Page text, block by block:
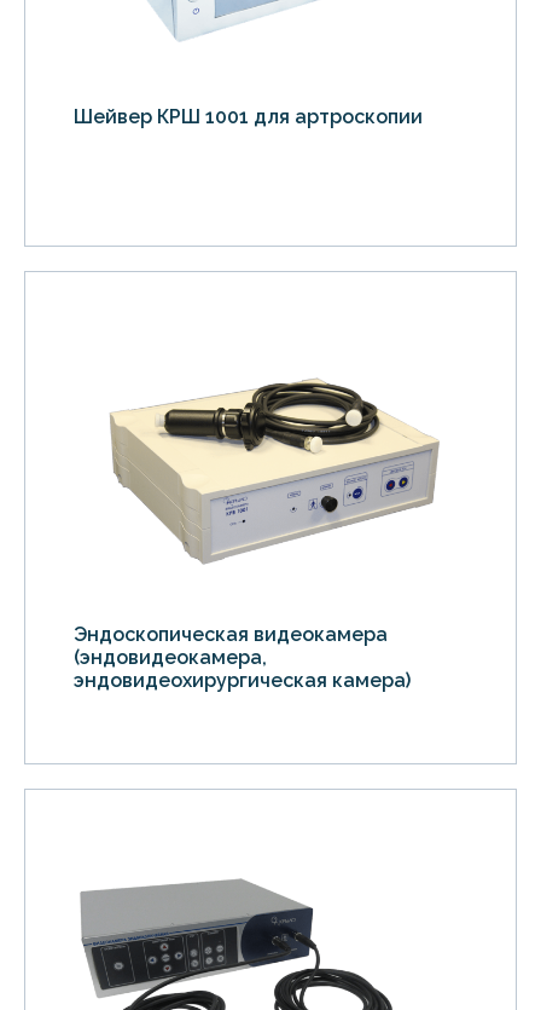
Шейвер КРШ 1001 для артроскопии
Эндоскопическая видеокамера
(эндовидеокамера,
эндовидеохирургическая камера)